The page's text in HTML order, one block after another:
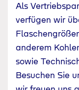
Als
verfügen wir
anderem
sowie
Besuchen Sie